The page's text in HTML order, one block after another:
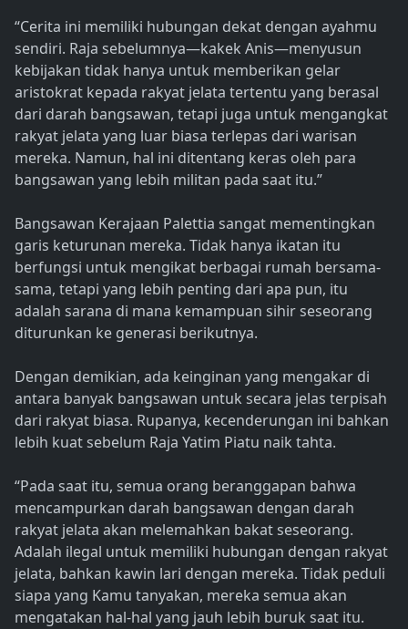
“Cerita ini memiliki hubungan dekat dengan ayahmu
sendiri. Raja sebelumnya—kakek Anis—menyusun
kebijakan tidak hanya untuk memberikan gelar
aristokrat kepada rakyat jelata tertentu yang berasal
dari darah bangsawan, tetapi juga untuk mengangkat
rakyat jelata yang luar biasa terlepas dari warisan
mereka. Namun, hal ini ditentang keras oleh para
bangsawan yang lebih militan pada saat itu.”
Bangsawan Kerajaan Palettia sangat mementingkan
garis keturunan mereka. Tidak hanya ikatan itu
berfungsi untuk mengikat berbagai rumah bersama-
sama, tetapi yang lebih penting dari apa pun, itu
adalah sarana di mana kemampuan sihir seseorang
diturunkan ke generasi berikutnya.
Dengan demikian, ada keinginan yang mengakar di
antara banyak bangsawan untuk secara jelas terpisah
dari rakyat biasa. Rupanya, kecenderungan ini bahkan
lebih kuat sebelum Raja Yatim Piatu naik tahta.
“Pada saat itu, semua orang beranggapan bahwa
mencampurkan darah bangsawan dengan darah
rakyat jelata akan melemahkan bakat seseorang.
Adalah ilegal untuk memiliki hubungan dengan rakyat
jelata, bahkan kawin lari dengan mereka. Tidak peduli
siapa yang Kamu tanyakan, mereka semua akan
mengatakan hal-hal yang jauh lebih buruk saat itu.